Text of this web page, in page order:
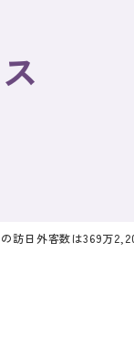
訪日外客数は369万